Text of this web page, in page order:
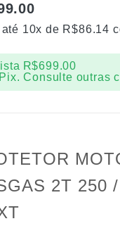
até 10x de R$86.14
R$699.00
Consulte outras
2T 250